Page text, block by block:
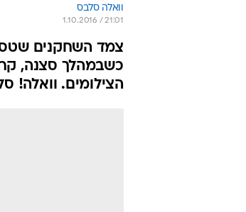
וואלה סלבס
1.10.2016 / 21:01
צמד השחקנים שטס
כשבמהלך סצנה,
הצילומים. וואלה!